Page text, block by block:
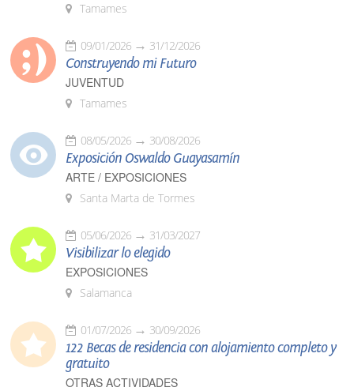
Tamames
09/01/2026 31/12/2026
Construyendo mi Futuro
JUVENTUD
Tamames
08/05/2026 30/08/2026
Exposición Oswaldo Guayasamín
ARTE / EXPOSICIONES
Santa Marta de Tormes
05/06/2026 31/03/2027
Visibilizar lo elegido
EXPOSICIONES
Salamanca
01/07/2026 30/09/2026
122 Becas de residencia con alojamiento completo y
gratuito
OTRAS ACTIVIDADES